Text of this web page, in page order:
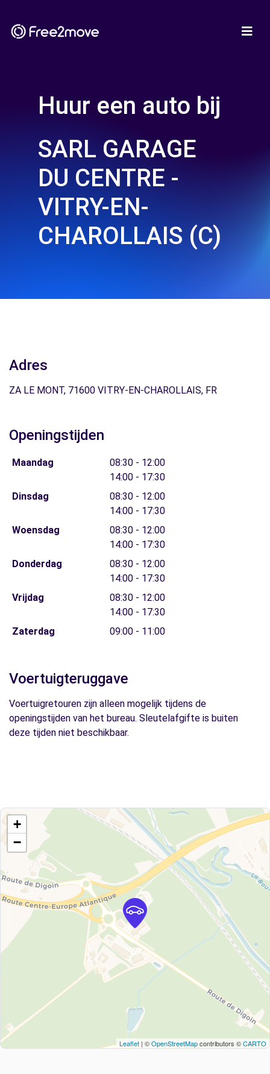
Huur een auto bij
SARL GARAGE
DU CENTRE -
VITRY-EN-
CHAROLLAIS (C)
Adres
ZA LE MONT, 71600 VITRY-EN-CHAROLLAIS, FR
Openingstijden
Maandag
08:30 - 12:00
14:00 - 17:30
Dinsdag
08:30 - 12:00
14:00 - 17:30
Woensdag
08:30 - 12:00
14:00 - 17:30
Donderdag
08:30 - 12:00
14:00 - 17:30
Vrijdag
08:30 - 12:00
14:00 - 17:30
Zaterdag
09:00 - 11:00
Voertuigteruggave
Voertuigretouren zijn alleen mogelijk tijdens de
openingstijden van het bureau. Sleutelafgifte is buiten
deze tijden niet beschikbaar.
+
−
Leaflet | ©OpenStreetMapcontributors ©CARTO